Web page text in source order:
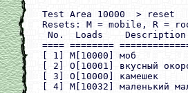
Test Area 10000  > reset
Resets: M = mobile, R =
No.  Loads
==== ========
[ 1] M[10000] моб
[ 2] O[10001] вкусный
[ 3] O[10000] камешек
[ 4] M[10032] маленький